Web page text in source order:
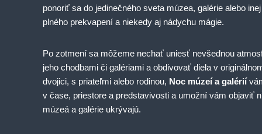
v
l
á
ponoriť sa do jedinečného sveta múzea, galérie alebo
plného prekvapení a niekedy aj nádychu mágie.
Po zotmení sa môžeme nechať uniesť nevšednou
jeho chodbami či galériami a obdivovať diela v
dvojici, s priateľmi alebo rodinou, Noc múzeí a galérií
v čase, priestore a predstavivosti a umožní vám objaviť
múzeá a galérie ukrývajú.